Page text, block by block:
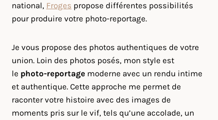
national, Froges propose différentes possibilités
pour produire votre photo-reportage.
Je vous propose des photos authentiques de votre
union. Loin des photos posés, mon style est
le photo-reportage moderne avec un rendu intime
et authentique. Cette approche me permet de
raconter votre histoire avec des images de
moments pris sur le vif, tels qu’une accolade, un